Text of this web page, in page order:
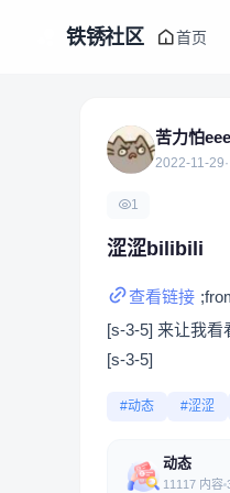
铁锈社区 首页
苦力怕
2022-11-29
1
涩涩bilibili
查看链接
[s-3-5] 来让我看
[s-3-5]
#动态 #涩涩
动态
11117 内容